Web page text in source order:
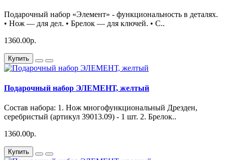
Подарочный набор «Элемент» - функциональность в деталях.
• Нож — для дел. • Брелок — для ключей. • С..
1360.00р.
Купить
Подарочный набор ЭЛЕМЕНТ, желтый
Состав набора: 1. Нож многофункциональный Дрезден,
серебристый (артикул 39013.09) - 1 шт. 2. Брелок..
1360.00р.
Купить